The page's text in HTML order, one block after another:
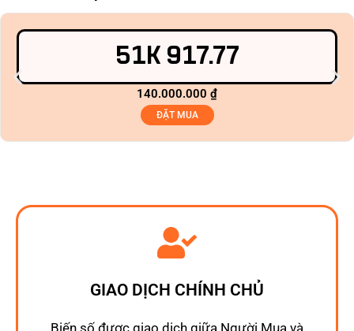
51K 917.77
140.000.000 ₫
ĐẶT MUA
GIAO DỊCH CHÍNH CHỦ